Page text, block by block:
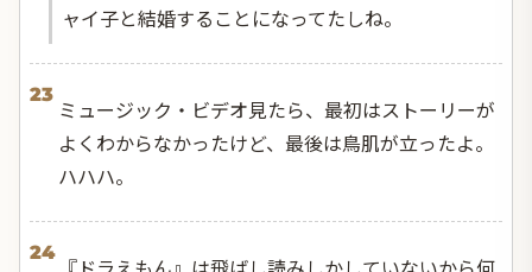
ャイ子と結婚することになってたしね。
23
ミュージック・ビデオ見たら、最初はストーリーが
よくわからなかったけど、最後は鳥肌が立ったよ。
ハハハ。
24